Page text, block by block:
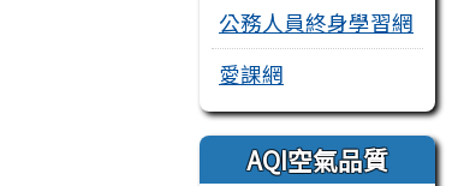
公務人員終身學習網
愛課網
AQI空氣品質